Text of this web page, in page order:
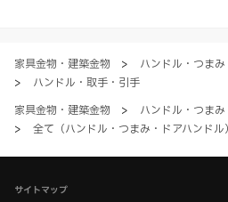
家具金物・建築金物 >
ハンドル・つま
>
ハンドル・取手・引手
家具金物・建築金物
>
ハンドル・つま
>
全て（ハンドル・つまみ・ドアハンドル）
サイトマップ